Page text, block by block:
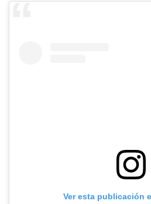
Ver esta publicación